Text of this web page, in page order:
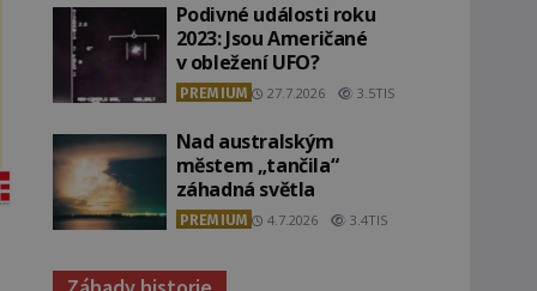
Podivné události roku
2023: Jsou Američané
v obležení UFO?
PREMIUM 27.7.2026 3.5TIS
Nad australským
městem „tančila“
záhadná světla
PREMIUM 4.7.2026 3.4TIS